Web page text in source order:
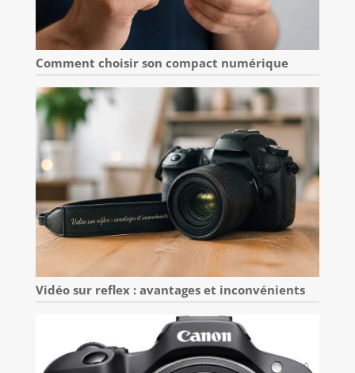
Comment choisir son compact numérique
Vidéo sur reflex : avantages et inconvénients